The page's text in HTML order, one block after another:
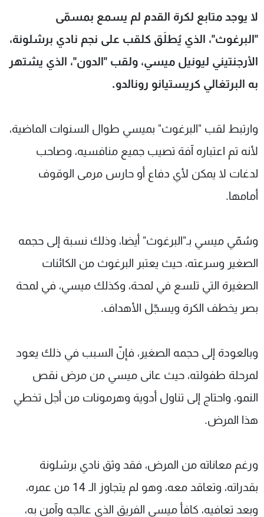
لا يوجد متابع لكرة القدم لم يسمع بمسمّى
"البرغوث"، الذي يُطلَق كلقب على نجم نادي برشلونة،
الأرجنتيني ليونيل ميسي، ولقب "الدون"، الذي يشتهر
به البرتغالي كريستيانو رونالدو.
وارتبط لقب "البرغوث" بميسي طوال السنوات الماضية،
لأنه تم اعتباره آفة تصيب جميع منافسيه، وصاحب
لدغات لا يمكن لأي دفاع أو حارس مرمى الوقوف
أمامها.
وسُمّي ميسي بـ"البرغوث" أيضا، وذلك نسبة إلى حجمه
الصغير وسرعته، حيث يعتبر البرغوث من الكائنات
الصغيرة التي تلسع في لمحة، وكذلك ميسي، في لمحة
بصر يخطف الكرة ويسجّل الأهداف.
وبالعودة إلى حجمه الصغير، فإنّ السبب في ذلك يعود
لمرحلة طفولته، حيث عانى ميسي من مرض نقص
النمو، واحتاج إلى تناول أدوية وهرمونات من أجل تخطي
هذا المرض.
ورغم معاناته من المرض، فقد وثق نادي برشلونة
بقدراته، وتعاقد معه، وهو لم يتجاوز الـ 14 من عمره،
وبعد تعافيه، كافأ ميسي الفريق الذي عالجه وآمن به،
شاهد البرامج
عن MTV
الإنـتـاج
لاعلاناتكم
وظائف
تواصل معنا
شروط الإسـتخدام